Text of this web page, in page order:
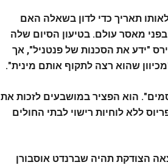
קבע שימוע לאותו תאריך כדי לדון בשאלה האם
מאסר עולם. בטיעון הסיום שלה
"ידע את הסכנות של פנטניל", אך
הוא הפציר במושבעים לזכות את
ללא לוחיות רישוי לבתי החולים
הצודקת תהיה שברנדט אוסבורן